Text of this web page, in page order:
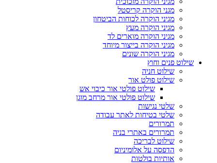
מגני הוקרה קריסטל
מגיני הוקרה לכוחות הביטחון
מגיני הוקרה מעץ
מגיני הוקרה מוארים לד
מגיני הוקרה בייצור מיוחד
מגיני הוקרה שונים
שילוט פנים וחוץ
שילוט חניה
שילוט פולט אור
שילוט פולטי אור כיבוי אש
שילוט פולטי אור מרחב מוגן
שלטי נגישות
שלטי בטיחות לאתר עבודה
תמרורים
תמרורים באתרי בניה
שילוט לבריכה
הדפסה על אלומיניום
אותיות בולטות